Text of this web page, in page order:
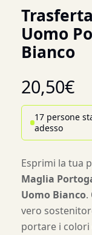
Uomo
Bianco
20,50€
17 persone
adesso
Esprimi la tua
Maglia
Uomo Bianco.
vero
portare i colori